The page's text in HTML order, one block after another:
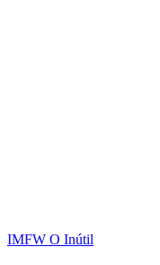
IMFW O Inútil